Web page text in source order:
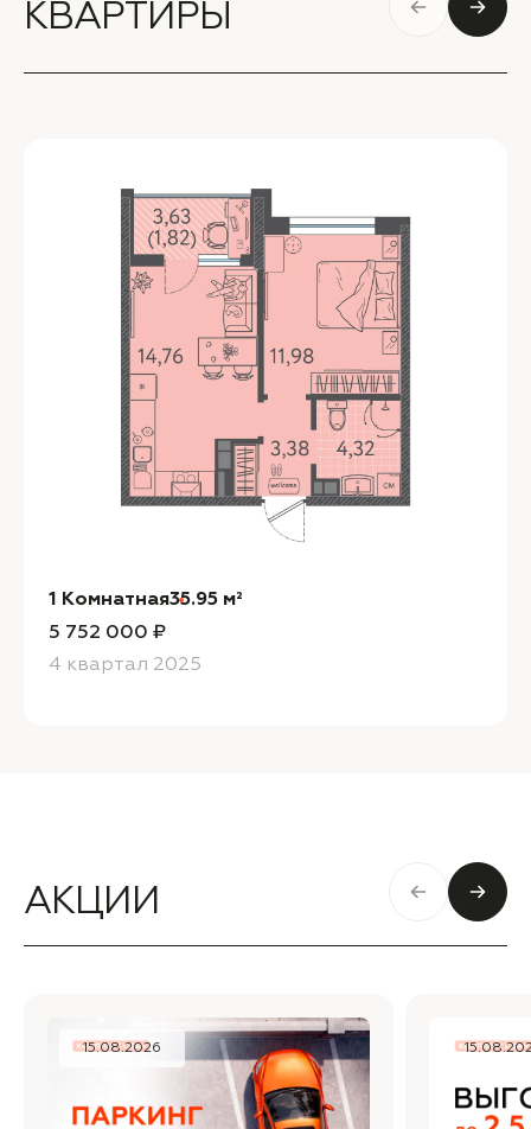
КВАРТИРЫ
1 Комнатная35.95 м²
5 752 000 ₽
4 квартал 2025
АКЦИИ
15.08.2026